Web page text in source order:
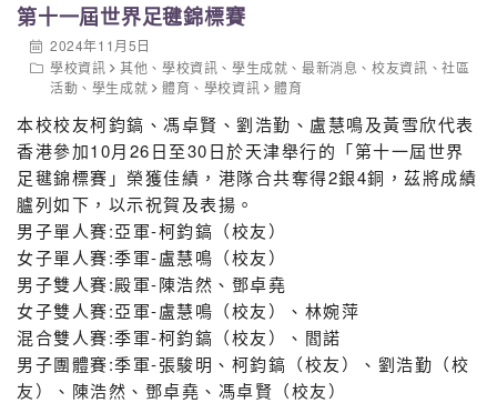
第十一屆世界足毽錦標賽
2024年11月5日
學校資訊
其他 、學校資訊 、學生成就 、最新消息 、校友資訊 、社區
活動 、 學生成就 體育 、 學校資訊 體育
本校校友柯鈞鎬、馮卓賢、劉浩勤、盧慧鳴及黃雪欣代表
香港參加10月26日至30日於天津舉行的「第十一屆世界
足毽錦標賽」榮獲佳績，港隊合共奪得2銀4銅，茲將成績
臚列如下，以示祝賀及表揚。
男子單人賽:亞軍-柯鈞鎬（校友）
女子單人賽:季軍-盧慧鳴（校友）
男子雙人賽:殿軍-陳浩然、鄧卓堯
女子雙人賽:亞軍-盧慧鳴（校友）、林婉萍
混合雙人賽:季軍-柯鈞鎬（校友）、閻諾
男子團體賽:季軍-張駿明、柯鈞鎬（校友）、劉浩勤（校
友）、陳浩然、鄧卓堯、馮卓賢（校友）